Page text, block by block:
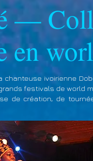
—
en
chanteuse ivoirienne
festivals de world
de création, de